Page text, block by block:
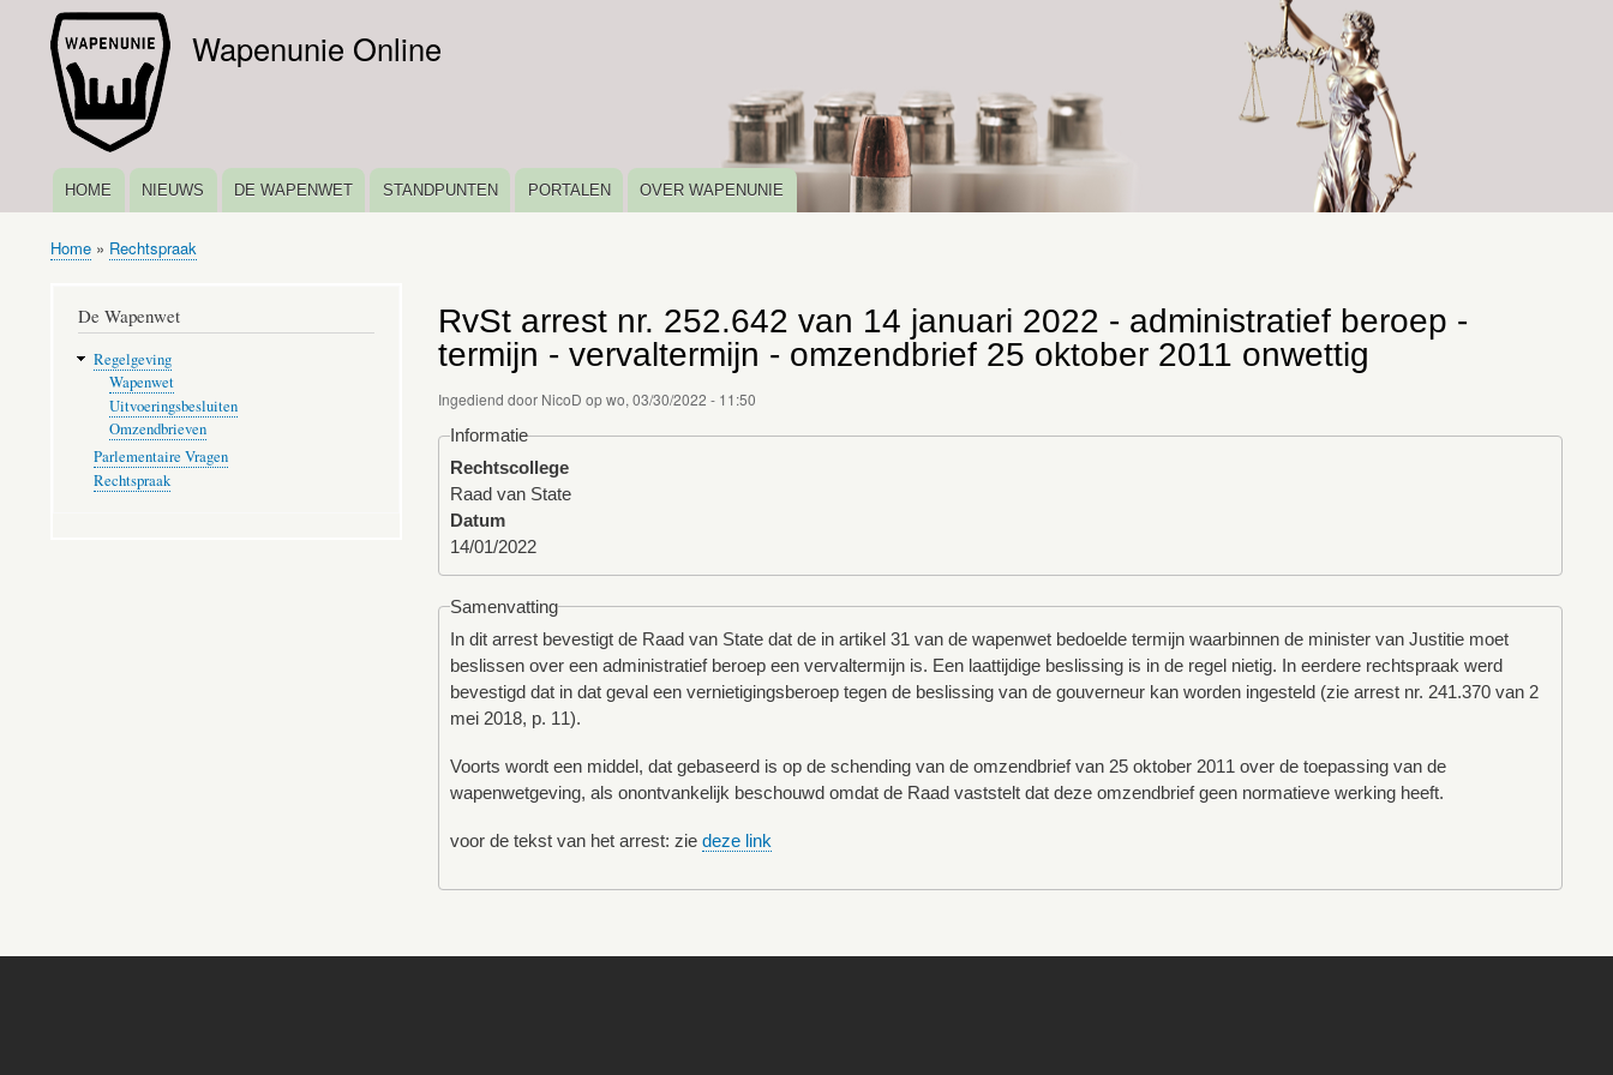
inhoud
gaan
Wapenunie Online
HOOFDNAVIGATIE
HOME NIEUWS DE WAPENWET STANDPUNTEN PORTALEN OVER WAPENUNIE
Kruimelpad
Home Rechtspraak
RvSt arrest nr. 252.642 van 14 januari 2022 - administratief beroep -
termijn - vervaltermijn - omzendbrief 25 oktober 2011 onwettig
Ingediend door NicoD opwo, 03/30/2022 - 11:50
Informatie
Rechtscollege
Raad van State
Datum
14/01/2022
Samenvatting
In dit arrest bevestigt de Raad van State dat de in artikel 31 van de wapenwet bedoelde termijn waarbinnen de minister van Justitie moet
beslissen over een administratief beroep een vervaltermijn is. Een laattijdige beslissing is in de regel nietig. In eerdere rechtspraak werd
bevestigd dat in dat geval een vernietigingsberoep tegen de beslissing van de gouverneur kan worden ingesteld (zie arrest nr. 241.370 van 2
mei 2018, p. 11).
Voorts wordt een middel, dat gebaseerd is op de schending van de omzendbrief van 25 oktober 2011 over de toepassing van de
wapenwetgeving, als onontvankelijk beschouwd omdat de Raad vaststelt dat deze omzendbrief geen normatieve werking heeft.
voor de tekst van het arrest: zie deze link
De Wapenwet
Regelgeving
Wapenwet
Uitvoeringsbesluiten
Omzendbrieven
Parlementaire Vragen
Rechtspraak